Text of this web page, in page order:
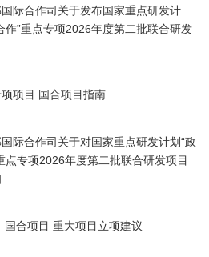
国际合作司关于发布国家重点研发计
作”重点专项2026年度第二批联合研发
项项目 国合项目指南
际合作司关于对国家重点研发计划“政
点专项2026年度第二批联合研发项目
国合项目 重大项目立项建议